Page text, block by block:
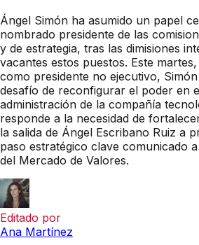
Ángel Simón ha asumido un papel
nombrado presidente de las
y de estrategia, tras las dimisiones
vacantes estos puestos. Este
como presidente no ejecutivo,
desafío de reconfigurar el poder en
administración de la compañía
responde a la necesidad de
la salida de Ángel Escribano Ruiz a
paso estratégico clave comunicado
del Mercado de Valores.
Editado por
Ana Martínez